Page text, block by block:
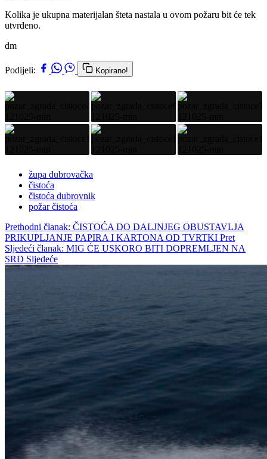
Kolika je ukupna materijalan šteta nastala u ovom požaru bit će tek
utvrđeno.
dm
Podijeli: Kopirano!
župa dubrovačka
čistoća
čistoća dubrovnik
požar čistoća
Prethodni članak: ČISTOĆA DO DALJNJEG OBUSTAVLJA
PRIKUPLJANJE PAPIRA I KARTONA OD TVRTKI Pret
Sljedeći članak: MIG ĆE USKORO BITI DOPREMLJEN NA
SRĐ Sljedeće